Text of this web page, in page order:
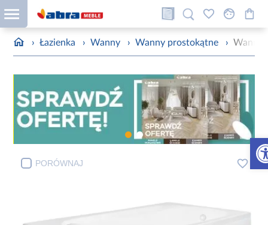
› Łazienka › Wanny › Wanny prostokątne › Wanna
PORÓWNAJ